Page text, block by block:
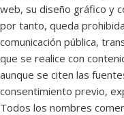
web, su diseño gráfico y
por tanto, queda
comunicación pública,
que se realice con
aunque se citen las
consentimiento previo,
Todos los nombres